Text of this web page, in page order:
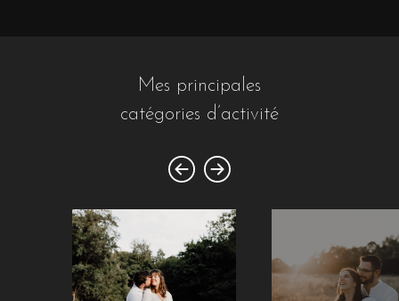
Mes principales
catégories d’activité